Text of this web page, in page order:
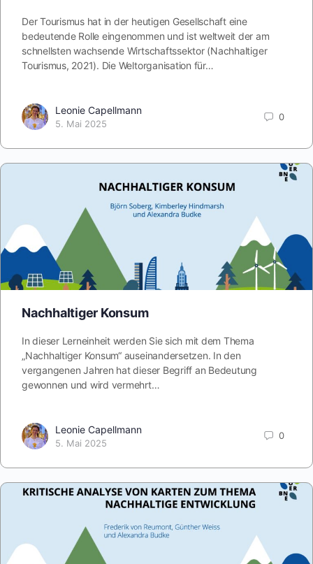
Der Tourismus hat in der heutigen Gesellschaft eine
bedeutende Rolle eingenommen und ist weltweit der am
schnellsten wachsende Wirtschaftssektor (Nachhaltiger
Tourismus, 2021). Die Weltorganisation für…
Leonie Capellmann
5. Mai 2025
0
Nachhaltiger Konsum
In dieser Lerneinheit werden Sie sich mit dem Thema
„Nachhaltiger Konsum“ auseinandersetzen. In den
vergangenen Jahren hat dieser Begriff an Bedeutung
gewonnen und wird vermehrt…
Leonie Capellmann
5. Mai 2025
0